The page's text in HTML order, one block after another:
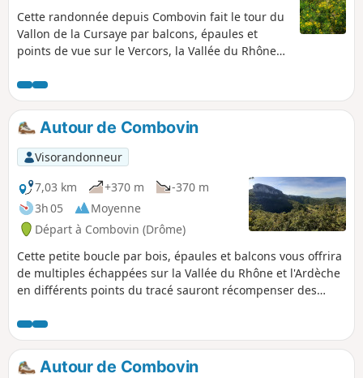
Cette randonnée depuis Combovin fait le tour du
Vallon de la Cursaye par balcons, épaules et
points de vue sur le Vercors, la Vallée du Rhône
Autour de Combovin
Visorandonneur
7,03 km
+370 m
-370 m
3h 05
Moyenne
Départ à Combovin (Drôme)
Cette petite boucle par bois, épaules et balcons vous offrira
de multiples échappées sur la Vallée du Rhône et l'Ardèche
en différents points du tracé sauront récompenser des
modifiée le 5.05.2023 entre le point 3 et 4 pour rester sur le
sentier balisé et respecter les parties privatives.
Autour de Combovin